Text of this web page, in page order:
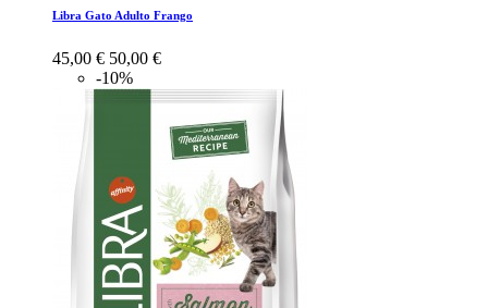
Libra Gato Adulto Frango
45,00 € 50,00 €
-10%